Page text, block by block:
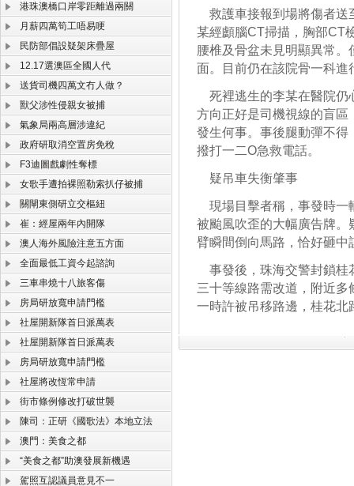
港珠澳橋口岸零距離過兩關
月薪四萬筍工唔易哽
民防部倡設疑架床疊屋
12.17選澳區全國人代
送貨司機四萬文冇人做？
獸父涉性侵親女被捕
氣象局兩高層涉違紀
政府研取消空置房免稅
F3迪圖戲劇性奪標
女歌手遭拍裸照勒索扒仔被捕
關閘東側研立交樞紐
崔：經屋兩年內開隊
澳人海外風險注意五方面
全面最低工資今起諮詢
三車串燒十八旅客傷
房局研放寬申請門檻
社屋開新隊首日派萬表
社屋開新隊首日派萬表
房局研放寬申請門檻
社屋將改恆常申請
街市條例修改打破世襲
陳司：正研《國歌法》本地立法
澳門：美食之都
“美食之都”助澳發展新機遇
駕照互認議員意見不一
救護車接報到場將傷者送
某經顱腦CT掃描，胸部CT
腰椎及骨盆未見明顯異常
面。目前仍在該院骨一科進
死裡逃生的李某在醫院仍
方向正好是司機視線的盲
發生何事。事後腿動彈不
撥打一二O急救電話。
疑吊車失衡肇事
現場目擊者稱，事發時一
被颱風吹歪的大幅廣告牌
臂瞬間倒向馬路，恰好砸中
事發後，珠海交警封鎖桂
三十等線路需改道，附近
一時許被吊移路邊，桂花北